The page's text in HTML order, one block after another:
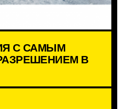
С САМЫМ
В